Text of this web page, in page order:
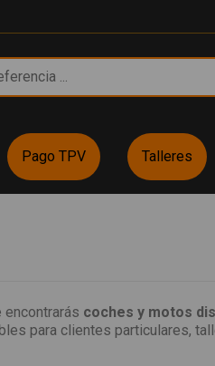
Pago TPV Talleres
encontrarás coches y motos
para clientes particulares,